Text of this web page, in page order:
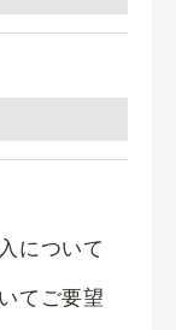
について
てご要望